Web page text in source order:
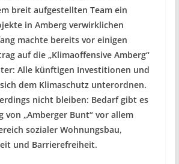
breit aufgestellten Team ein
in Amberg verwirklichen
machte bereits vor einigen
auf die „Klimaoffensive Amberg“
Alle künftigen Investitionen und
dem Klimaschutz unterordnen.
nicht bleiben: Bedarf gibt es
von „Amberger Bunt“ vor allem
sozialer Wohnungsbau,
und Barrierefreiheit.